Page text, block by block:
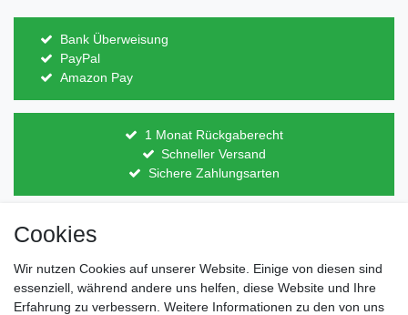
Bank Überweisung
PayPal
Amazon Pay
1 Monat Rückgaberecht
Schneller Versand
Sichere Zahlungsarten
Direkt vom Hersteller
Lagerware
Cookies
Wir nutzen Cookies auf unserer Website. Einige von diesen sind
essenziell, während andere uns helfen, diese Website und Ihre
Erfahrung zu verbessern. Weitere Informationen zu den von uns